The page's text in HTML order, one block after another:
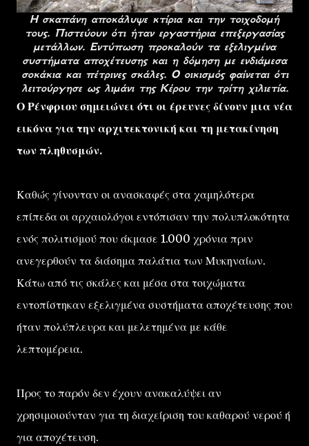
Η σκαπάνη αποκάλυψε κτίρια και την τοιχοδομή
τους. Πιστεύουν ότι ήταν εργαστήρια επεξεργασίας
μετάλλων. Εντύπωση προκαλούν τα εξελιγμένα
συστήματα αποχέτευσης και η δόμηση με ενδιάμεσα
σοκάκια και πέτρινες σκάλες. Ο οικισμός φαίνεται ότι
λειτούργησε ως λιμάνι της Κέρου την τρίτη χιλιετία.
Ο Ρένφριου σημειώνει ότι οι έρευνες δίνουν μια νέα
εικόνα για την αρχιτεκτονική και τη μετακίνηση
των πληθυσμών.
Καθώς γίνονταν οι ανασκαφές στα χαμηλότερα
επίπεδα οι αρχαιολόγοι εντόπισαν την πολυπλοκότητα
ενός πολιτισμού που άκμασε 1.000 χρόνια πριν
ανεγερθούν τα διάσημα παλάτια των Μυκηναίων.
Κάτω από τις σκάλες και μέσα στα τοιχώματα
εντοπίστηκαν εξελιγμένα συστήματα αποχέτευσης που
ήταν πολύπλευρα και μελετημένα με κάθε
λεπτομέρεια.
Προς το παρόν δεν έχουν ανακαλύψει αν
χρησιμοιούνταν για τη διαχείριση του καθαρού νερού ή
για αποχέτευση.